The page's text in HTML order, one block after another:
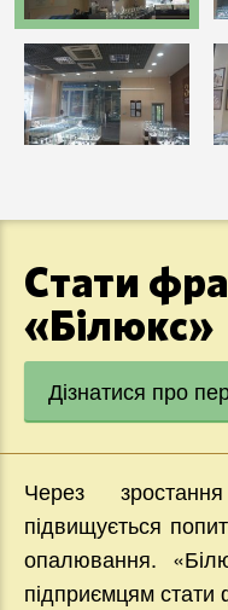
Стати
«Білюкс»
Дізнатися про
Через
підвищується
опалювання.
підприємцям стати